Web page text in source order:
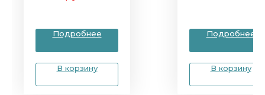
Подробнее
В корзину
Подробнее
В корзину